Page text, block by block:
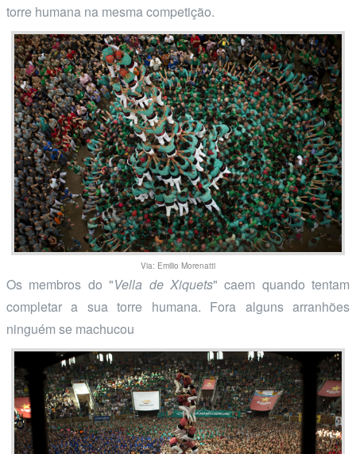
torre humana na mesma competição.
Via: Emilio Morenatti
Os membros do "Vella de Xiquets" caem quando tentam
completar a sua torre humana. Fora alguns arranhões
ninguém se machucou